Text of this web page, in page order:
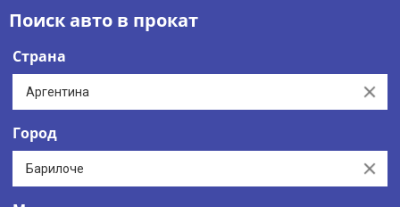
Поиск авто в прокат
Страна
Clear
Город
Clear